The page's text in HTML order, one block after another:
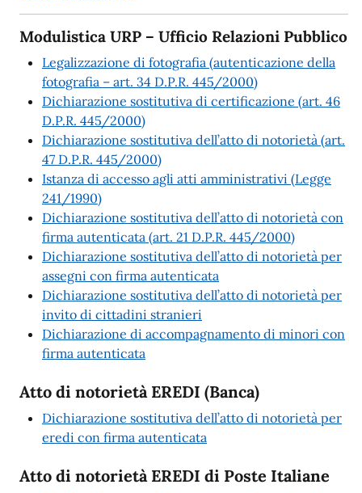
Modulistica URP – Ufficio Relazioni Pubblico
Legalizzazione di fotografia (autenticazione della
fotografia – art. 34 D.P.R. 445/2000)
Dichiarazione sostitutiva di certificazione (art. 46
D.P.R. 445/2000)
Dichiarazione sostitutiva dell’atto di notorietà (art.
47 D.P.R. 445/2000)
Istanza di accesso agli atti amministrativi (Legge
241/1990)
Dichiarazione sostitutiva dell’atto di notorietà con
firma autenticata (art. 21 D.P.R. 445/2000)
Dichiarazione sostitutiva dell’atto di notorietà per
assegni con firma autenticata
Dichiarazione sostitutiva dell’atto di notorietà per
invito di cittadini stranieri
Dichiarazione di accompagnamento di minori con
firma autenticata
Atto di notorietà EREDI (Banca)
Dichiarazione sostitutiva dell’atto di notorietà per
eredi con firma autenticata
Atto di notorietà EREDI di Poste Italiane